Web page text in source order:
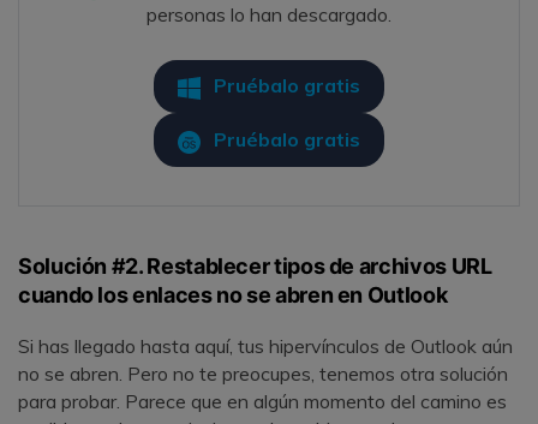
personas lo han descargado.
Pruébalo gratis
Pruébalo gratis
Solución #2. Restablecer tipos de archivos URL
cuando los enlaces no se abren en Outlook
Si has llegado hasta aquí, tus hipervínculos de Outlook aún
no se abren. Pero no te preocupes, tenemos otra solución
para probar. Parece que en algún momento del camino es